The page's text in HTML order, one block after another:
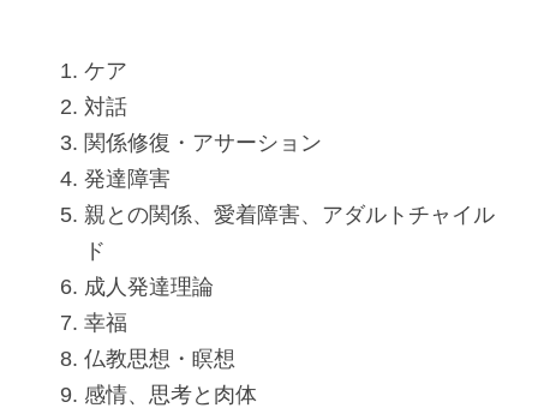
ケア
対話
関係修復・アサーション
発達障害
親との関係、愛着障害、アダルトチャイル
ド
成人発達理論
幸福
仏教思想・瞑想
感情、思考と肉体